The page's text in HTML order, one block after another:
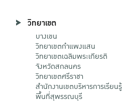
วิทยาเขต
บางเขน
วิทยาเขตกําแพงแสน
วิทยาเขตเฉลิมพระเกียรติ
จังหวัดสกลนคร
วิทยาเขตศรีราชา
สำนักงานเขตบริหารการเรียนรู้
พื้นที่สุพรรณบุรี